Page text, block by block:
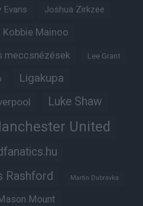
Evans Joshua Zirkzee
Kobbie Mainoo
meccsnézések Lee Grant
Ligakupa
Luke Shaw
United
Rashford Martin Dubravka
Mount